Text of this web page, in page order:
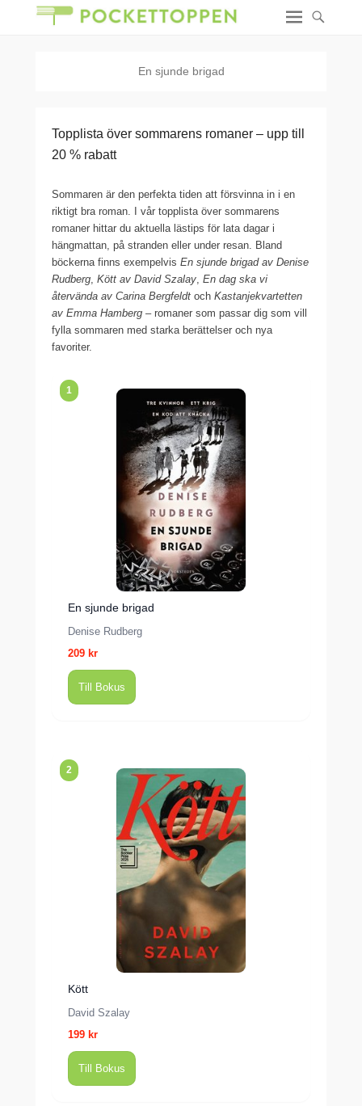
En sjunde brigad
Topplista över sommarens romaner – upp till
20 % rabatt
Sommaren är den perfekta tiden att försvinna in i en
riktigt bra roman. I vår topplista över sommarens
romaner hittar du aktuella lästips för lata dagar i
hängmattan, på stranden eller under resan. Bland
böckerna finns exempelvis En sjunde brigad av Denise
Rudberg, Kött av David Szalay, En dag ska vi
återvända av Carina Bergfeldt och Kastanjekvartetten
av Emma Hamberg – romaner som passar dig som vill
fylla sommaren med starka berättelser och nya
favoriter.
1
En sjunde brigad
Denise Rudberg
209 kr
Till Bokus
2
Kött
David Szalay
199 kr
Till Bokus